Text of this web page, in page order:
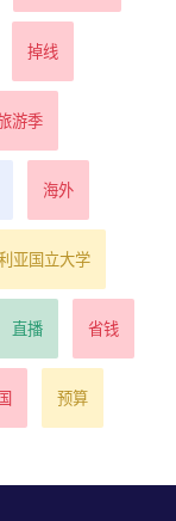
掉线
游季
海外
亚国立大学
直播 省钱
预算